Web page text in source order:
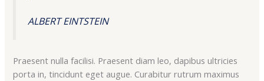
ALBERT EINTSTEIN
Praesent nulla facilisi. Praesent diam leo, dapibus ultricies
porta in, tincidunt eget augue. Curabitur rutrum maximus